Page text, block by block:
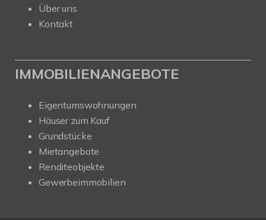
Über uns
Kontakt
IMMOBILIENANGEBOTE
Eigentumswohnungen
Häuser zum Kauf
Grundstücke
Mietangebote
Renditeobjekte
Gewerbeimmobilien